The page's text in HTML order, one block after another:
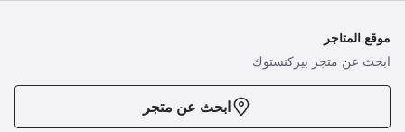
موقع المتاجر
ابحث عن متجر بيركنستوك
ابحث عن متجر